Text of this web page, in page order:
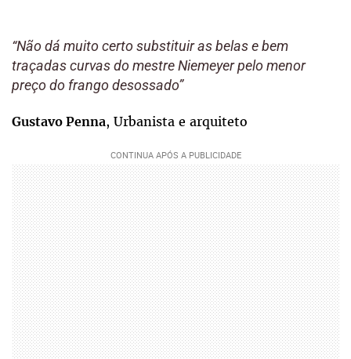
“Não dá muito certo substituir as belas e bem
traçadas curvas do mestre Niemeyer pelo menor
preço do frango desossado”
Gustavo Penna, Urbanista e arquiteto